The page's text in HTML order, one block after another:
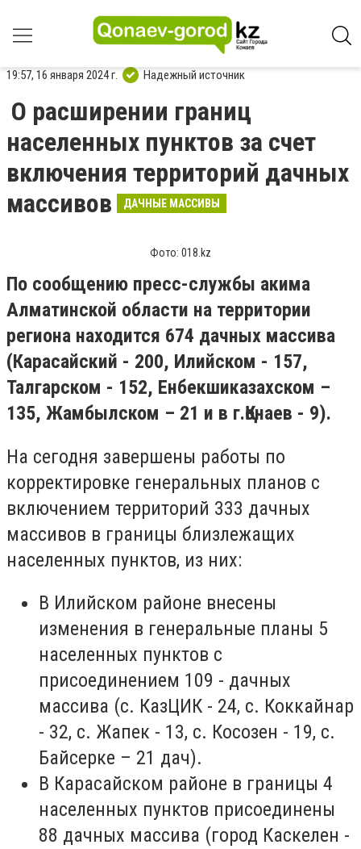
19:57, 16 января 2024 г. Надежный источник
О расширении границ
населенных пунктов за счет
включения территорий дачных
массивов
ДАЧНЫЕ МАССИВЫ
Фото: 018.kz
По сообщению пресс-службы акима
Алматинской области на территории
региона находится 674 дачных массива
(Карасайский - 200, Илийском - 157,
Талгарском - 152, Енбекшиказахском –
135, Жамбылском – 21 и в г.Қонаев - 9).
На сегодня завершены работы по
корректировке генеральных планов с
включением территорий 333 дачных
массивов в границы близлежащих
населенных пунктов, из них:
В Илийском районе внесены
изменения в генеральные планы 5
населенных пунктов с
присоединением 109 - дачных
массива (с. КазЦИК - 24, с. Коккайнар
- 32, с. Жапек - 13, с. Косозен - 19, с.
Байсерке – 21 дач).
В Карасайском районе в границы 4
населенных пунктов присоединены
88 дачных массива (город Каскелен -